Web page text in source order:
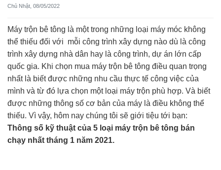
Chủ Nhật, 08/05/2022
Máy trộn bê tông là một trong những loại máy móc không
thể thiếu đối với mỗi công trình xây dựng nào dù là công
trình xây dựng nhà dân hay là công trình, dự án lớn cấp
quốc gia. Khi chọn mua máy trộn bê tông điều quan trọng
nhất là biết được những nhu cầu thực tế công việc của
mình và từ đó lựa chọn một loại máy trộn phù hợp. Và biết
được những thông số cơ bản của máy là điều không thể
thiếu. Vì vậy, hôm nay chúng tôi sẽ giới tiệu tới bạn:
Thông số kỹ thuật của 5 loại máy trộn bê tông bán
chạy nhất tháng 1 năm 2021.